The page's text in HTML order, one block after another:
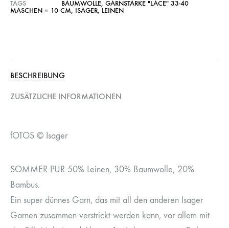
TAGS BAUMWOLLE, GARNSTÄRKE "LACE" 33-40
MASCHEN = 10 CM, ISAGER, LEINEN
BESCHREIBUNG
ZUSÄTZLICHE INFORMATIONEN
fOTOS © Isager
SOMMER PUR 50% Leinen, 30% Baumwolle, 20%
Bambus.
Ein super dünnes Garn, das mit all den anderen Isager
Garnen zusammen verstrickt werden kann, vor allem mit